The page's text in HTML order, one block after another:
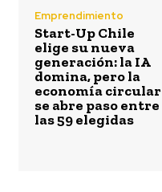
Emprendimiento
Start-Up Chile
elige su nueva
generación: la IA
domina, pero la
economía circular
se abre paso entre
las 59 elegidas